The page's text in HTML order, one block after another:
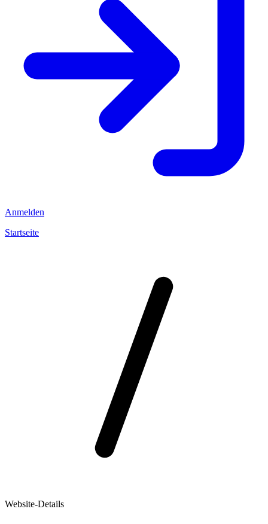
Anmelden
Startseite
Website-Details